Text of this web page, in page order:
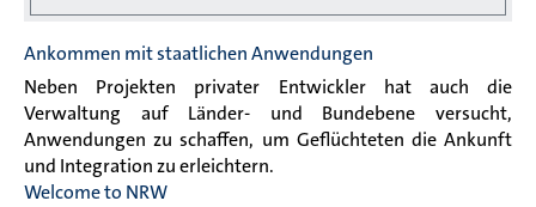
Ankommen mit staatlichen Anwendungen
Neben Projekten privater Entwickler hat auch die
Verwaltung auf Länder- und Bundebene versucht,
Anwendungen zu schaffen, um Geflüchteten die Ankunft
und Integration zu erleichtern.
Welcome to NRW